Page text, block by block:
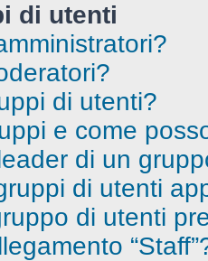
di utenti
di utenti?
e come
di un
di utenti
di utenti